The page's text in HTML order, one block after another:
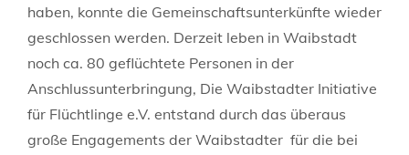
haben, konnte die Gemeinschaftsunterkünfte wieder
geschlossen werden. Derzeit leben in Waibstadt
noch ca. 80 geflüchtete Personen in der
Anschlussunterbringung, Die Waibstadter Initiative
für Flüchtlinge e.V. entstand durch das überaus
große Engagements der Waibstadter für die bei